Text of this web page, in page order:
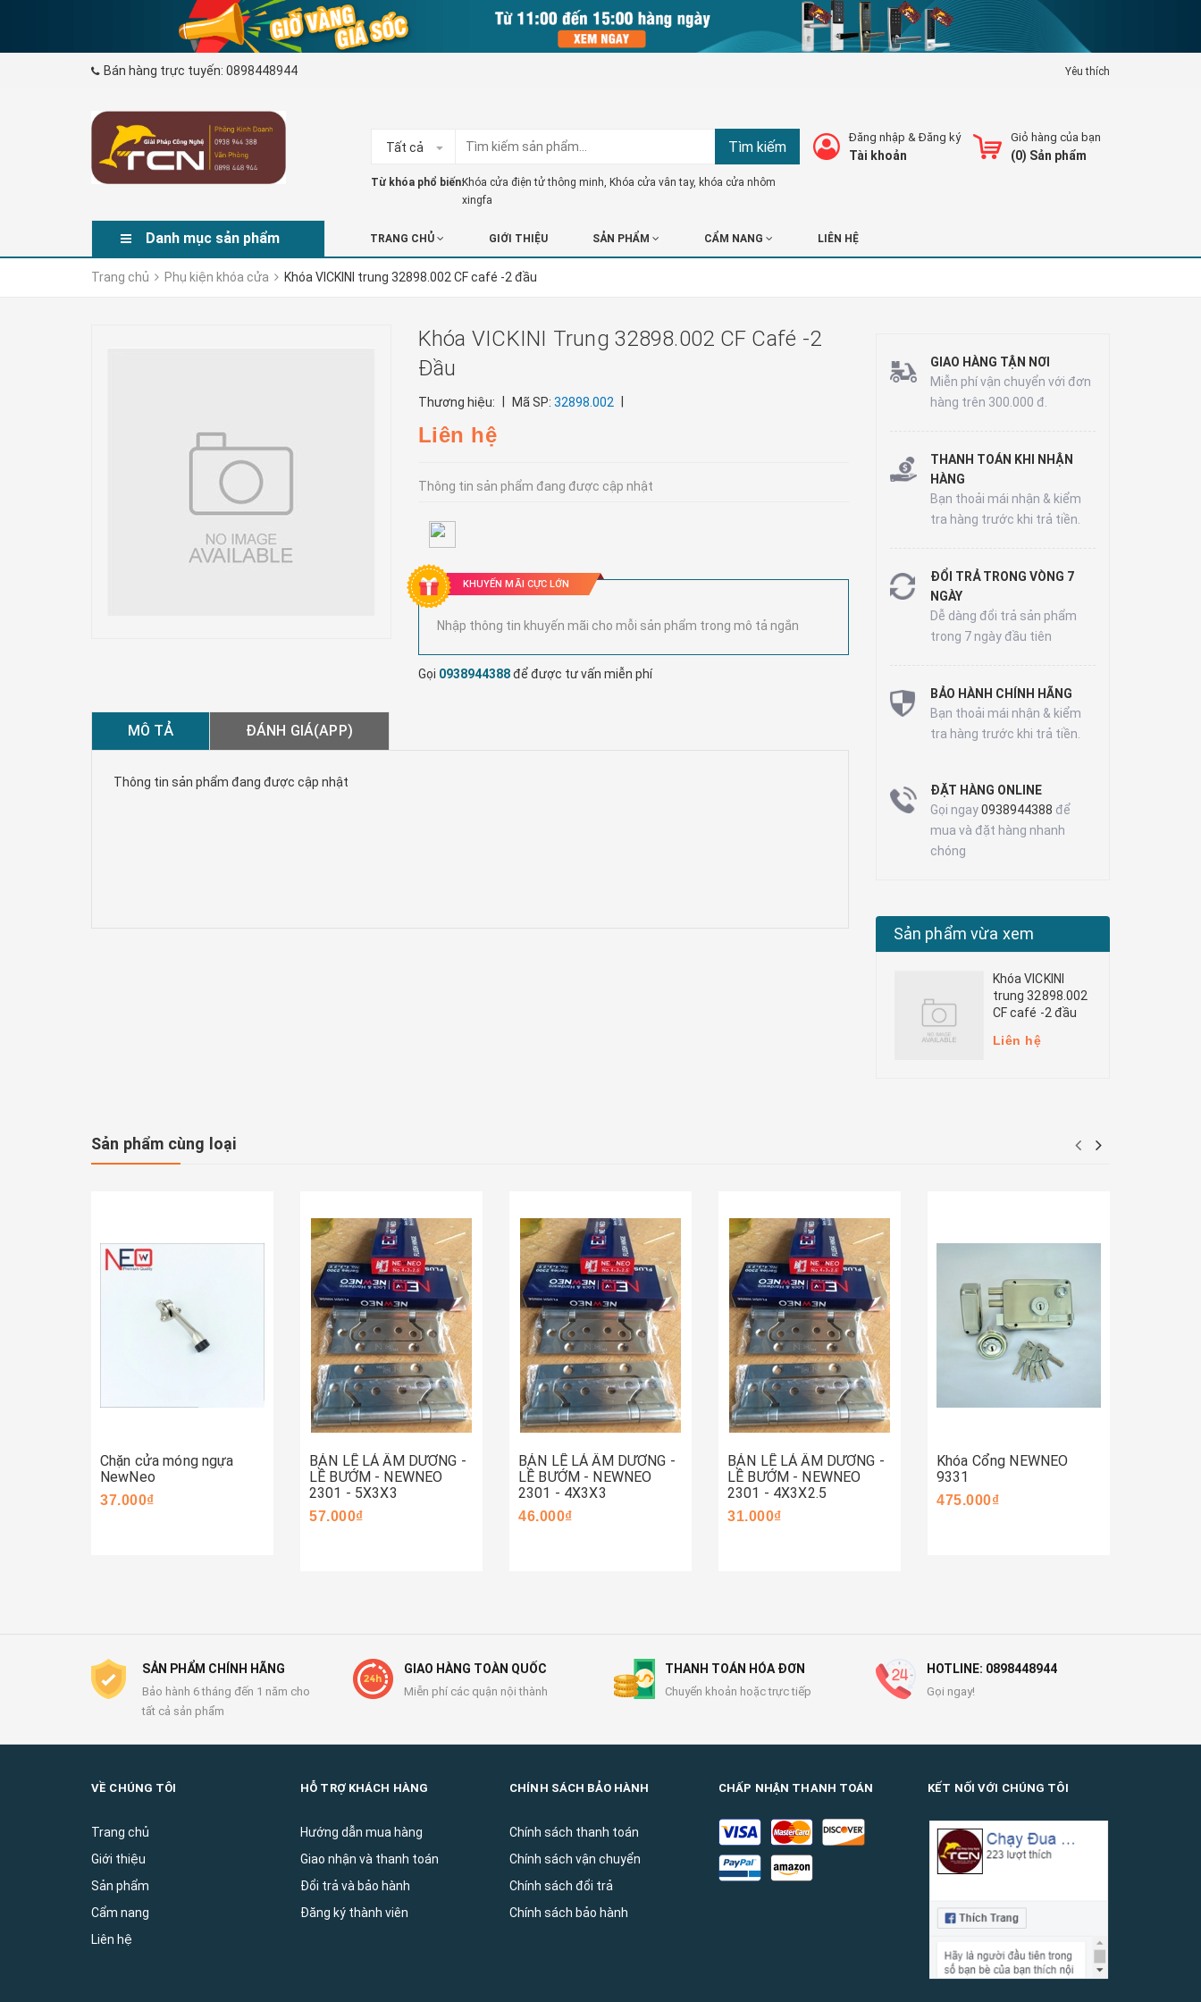
Bán hàng trực tuyến: 0898448944 Yêu thích
Tất cả Tìm kiếm
Từ khóa phổ biến:Khóa cửa điện tử thông minh, Khóa cửa vân tay, khóa cửa nhôm
xingfa
Giỏ hàng của bạn
(0) Sản phẩm
Đăng nhập &Đăng ký
Tài khoản
Danh mục sản phẩm TRANG CHỦ GIỚI THIỆU SẢN PHẨM CẨM NANG LIÊN HỆ
Trang chủ Phụ kiện khóa cửa Khóa VICKINI trung 32898.002 CF café -2 đầu
Khóa VICKINI Trung 32898.002 CF Café -2
Đầu
Thương hiệu: Mã SP: 32898.002
Liên hệ
Thông tin sản phẩm đang được cập nhật
KHUYẾN MÃI CỰC LỚN
Nhập thông tin khuyến mãi cho mỗi sản phẩm trong mô tả ngắn
Gọi 0938944388để được tư vấn miễn phí
MÔ TẢ ĐÁNH GIÁ(APP)
Thông tin sản phẩm đang được cập nhật
GIAO HÀNG TẬN NƠI
Miễn phí vận chuyển với đơn
hàng trên 300.000 đ.
THANH TOÁN KHI NHẬN
HÀNG
Bạn thoải mái nhận & kiểm
tra hàng trước khi trả tiền.
ĐỔI TRẢ TRONG VÒNG 7
NGÀY
Dễ dàng đổi trả sản phẩm
trong 7 ngày đầu tiên
BẢO HÀNH CHÍNH HÃNG
Bạn thoải mái nhận & kiểm
tra hàng trước khi trả tiền.
ĐẶT HÀNG ONLINE
Gọi ngay0938944388 để
mua và đặt hàng nhanh
chóng
Sản phẩm vừa xem
Khóa VICKINI
trung 32898.002
CF café -2 đầu
Liên hệ
Sản phẩm cùng loại
Chặn cửa móng ngựa
NewNeo
37.000₫
BẢN LỀ LÁ ÂM DƯƠNG -
LỀ BƯỚM - NEWNEO
2301 - 5X3X3
57.000₫
BẢN LỀ LÁ ÂM DƯƠNG -
LỀ BƯỚM - NEWNEO
2301 - 4X3X3
46.000₫
BẢN LỀ LÁ ÂM DƯƠNG -
LỀ BƯỚM - NEWNEO
2301 - 4X3X2.5
31.000₫
Khóa Cổng NEWNEO
9331
475.000₫
SẢN PHẨM CHÍNH HÃNG
Bảo hành 6 tháng đến 1 năm cho
tất cả sản phẩm
GIAO HÀNG TOÀN QUỐC
Miễn phí các quận nội thành
THANH TOÁN HÓA ĐƠN
Chuyển khoản hoặc trực tiếp
HOTLINE: 0898448944
Gọi ngay!
VỀ CHÚNG TÔI
Trang chủ
Giới thiệu
Sản phẩm
Cẩm nang
Liên hệ
HỖ TRỢ KHÁCH HÀNG
Hướng dẫn mua hàng
Giao nhận và thanh toán
Đổi trả và bảo hành
Đăng ký thành viên
CHÍNH SÁCH BẢO HÀNH
Chính sách thanh toán
Chính sách vận chuyển
Chính sách đổi trả
Chính sách bảo hành
CHẤP NHẬN THANH TOÁN KẾT NỐI VỚI CHÚNG TÔI